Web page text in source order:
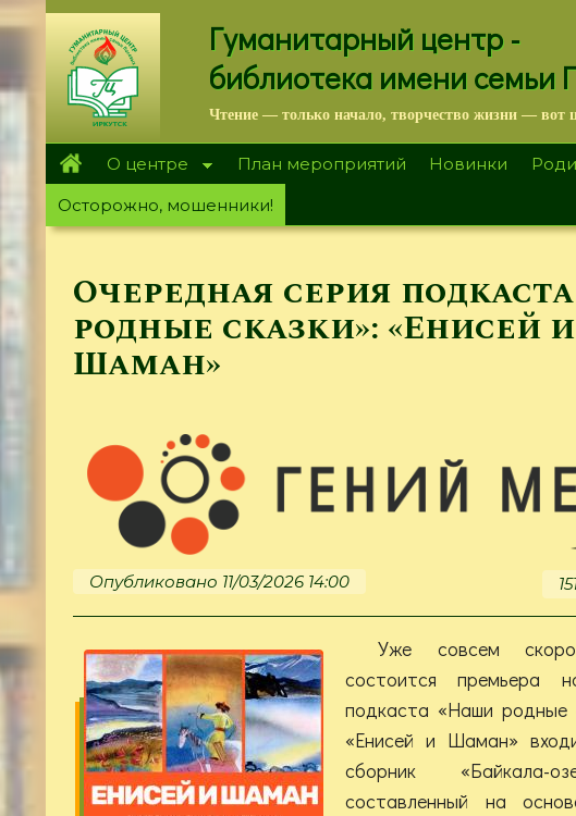
Перейти
к
основному
содержанию
Гуманитарный центр -
библиотека имени семьи
Чтение — только начало, творчество жизни — вот
О центре План мероприятий Новинки
Осторожно, мошенники!
Очередная серия
родные сказки»: «Енисей и
Шаман»
Опубликовано 11/03/2026 14:00
Уже совсем
состоится премьера
подкаста «Наши родные
«Енисей и Шаман»
сборник «Байкала-
составленный на